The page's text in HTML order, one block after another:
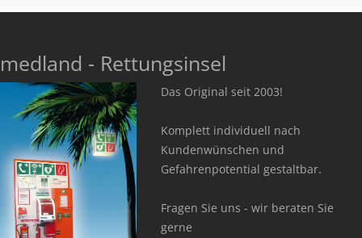
medland - Rettungsinsel
Das Original seit 2003!
Komplett individuell nach
Kundenwünschen und
Gefahrenpotential gestaltbar.
Fragen Sie uns - wir beraten Sie
gerne